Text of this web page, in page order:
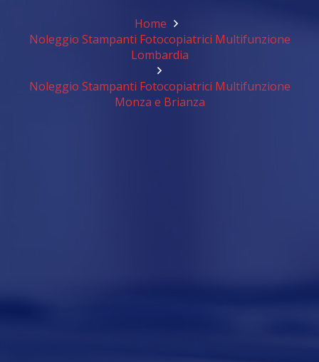
Home
Noleggio Stampanti Fotocopiatrici Multifunzione
Lombardia
Noleggio Stampanti Fotocopiatrici Multifunzione
Monza e Brianza